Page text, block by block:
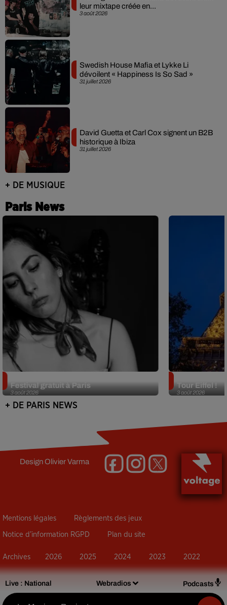
Live : National Webradios Podcasts
3 août 2026
leur mixtape créée en...
31 juillet 2026
Swedish House Mafia et Lykke Li
dévoilent « Happiness Is So Sad »
31 juillet 2026
David Guetta et Carl Cox signent un B2B
historique à Ibiza
+ DE MUSIQUE
Paris News
3 août 2026
Festival gratuit à Paris
3 août 2026
Tour Eiffel !
+ DE PARIS NEWS
DesignOlivier Varma
Mentions légales Règlements des jeux
Notice d’information RGPD Plan du site
Archives 2026 2025 2024 2023 2022